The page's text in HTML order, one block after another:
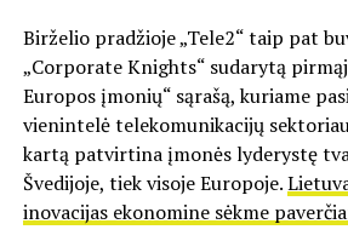
Birželio pradžioje „Tele2“ taip pat
„Corporate Knights“ sudarytą
Europos įmonių“ sąrašą, kuriame
vienintelė telekomunikacijų
kartą patvirtina įmonės lyderystę
Švedijoje, tiek visoje Europoje.
inovacijas ekonomine sėkme